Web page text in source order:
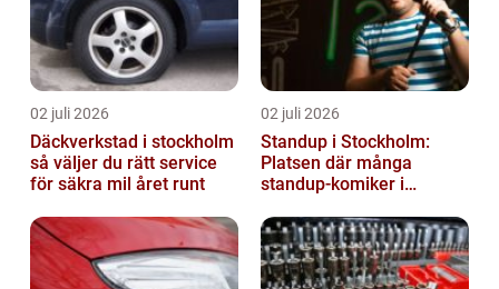
02 juli 2026
Däckverkstad i stockholm
så väljer du rätt service
för säkra mil året runt
02 juli 2026
Standup i Stockholm:
Platsen där många
standup-komiker i